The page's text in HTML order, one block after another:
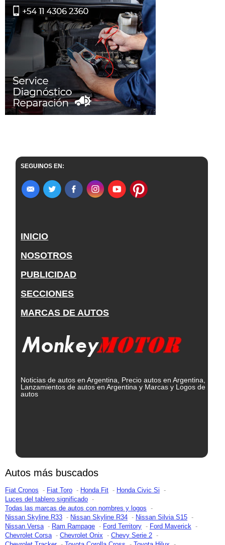
SEGUINOS EN:
INICIO
NOSOTROS
PUBLICIDAD
SECCIONES
MARCAS DE AUTOS
Noticias de autos en Argentina, Precio autos en Argentina,
Lanzamientos de autos en Argentina y Marcas y Logos de
autos
Autos más buscados
Fiat Cronos Fiat Toro Honda Fit
Honda Civic Si
Luces del tablero significado
Todas las marcas de autos con nombres y logos
Nissan Skyline R33
Nissan Skyline R34
Nissan Silvia S15
Nissan Versa
Ram Rampage Ford Territory
Ford Maverick
Chevrolet Corsa
Chevrolet Onix
Chevy Serie 2